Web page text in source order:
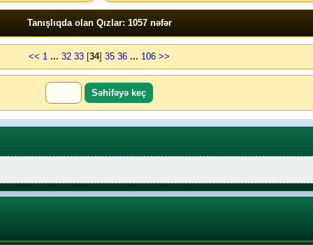
Tanışlıqda olan Qızlar: 1057 nəfər
<< 1 ... 32 33 [34] 35 36 ... 106 >>